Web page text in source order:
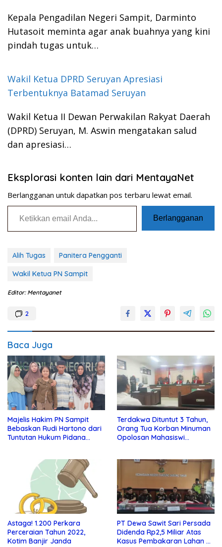
Kepala Pengadilan Negeri Sampit, Darminto
Hutasoit meminta agar anak buahnya yang kini
pindah tugas untuk…
Wakil Ketua DPRD Seruyan Apresiasi
Terbentuknya Batamad Seruyan
Wakil Ketua II Dewan Perwakilan Rakyat Daerah
(DPRD) Seruyan, M. Aswin mengatakan salud
dan apresiasi…
Eksplorasi konten lain dari MentayaNet
Berlangganan untuk dapatkan pos terbaru lewat email.
Ketikkan email Anda...
Berlangganan
Alih Tugas Panitera Pengganti
Wakil Ketua PN Sampit
Editor: Mentayanet
2
Baca Juga
Majelis Hakim PN Sampit
Bebaskan Rudi Hartono dari
Tuntutan Hukum Pidana
Terdakwa Dituntut 3 Tahun,
Orang Tua Korban Minuman
Opolosan Mahasiswi
Astaga! 1.200 Perkara
Perceraian Tahun 2022,
Kotim Banjir Janda
PT Dewa Sawit Sari Persada
Didenda Rp2,5 Miliar Atas
Kasus Pembakaran Lahan di